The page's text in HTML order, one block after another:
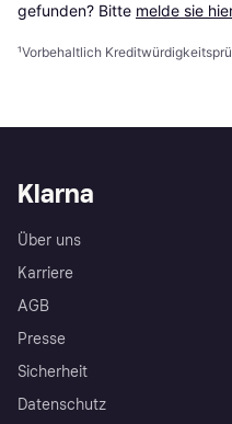
gefunden? Bitte melde sie
¹Vorbehaltlich
Klarna
Über uns
Karriere
AGB
Presse
Sicherheit
Datenschutz